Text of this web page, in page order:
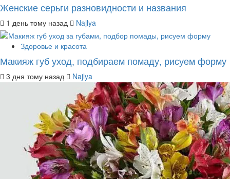
Женские серьги разновидности и названия
1 день тому назад Najlya
Здоровье и красота
Макияж губ уход, подбираем помаду, рисуем форму
3 дня тому назад Najlya